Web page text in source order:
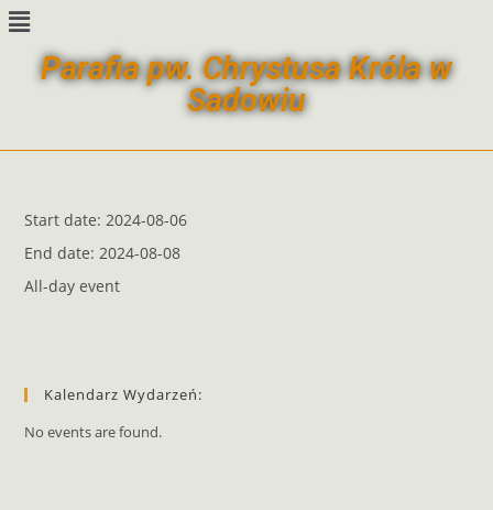
Parafia pw. Chrystusa Króla w
Sadowiu
Start date:2024-08-06
End date:2024-08-08
All-day event
Kalendarz Wydarzeń:
No events are found.